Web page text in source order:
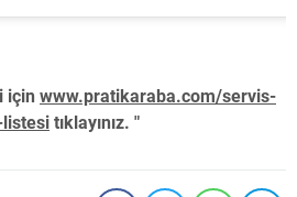
için www.pratikaraba.com/servis-
tıklayınız. "